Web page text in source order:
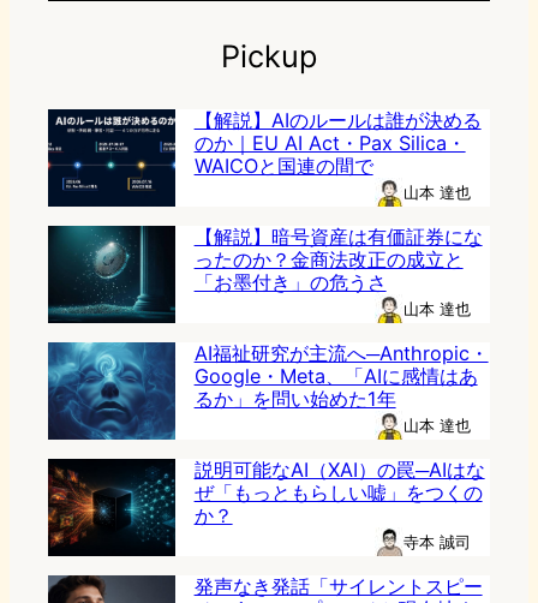
Pickup
【解説】AIのルールは誰が決める
のか｜EU AI Act・Pax Silica・
WAICOと国連の間で
山本 達也
【解説】暗号資産は有価証券にな
ったのか？金商法改正の成立と
「お墨付き」の危うさ
山本 達也
AI福祉研究が主流へ─Anthropic・
Google・Meta、「AIに感情はあ
るか」を問い始めた1年
山本 達也
説明可能なAI（XAI）の罠─AIはな
ぜ「もっともらしい嘘」をつくの
か？
寺本 誠司
発声なき発話「サイレントスピー